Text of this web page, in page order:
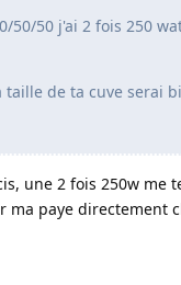
50/50 j'ai 2 fois 250
taille de ta cuve serai
une 2 fois 250w me
ma paye directement